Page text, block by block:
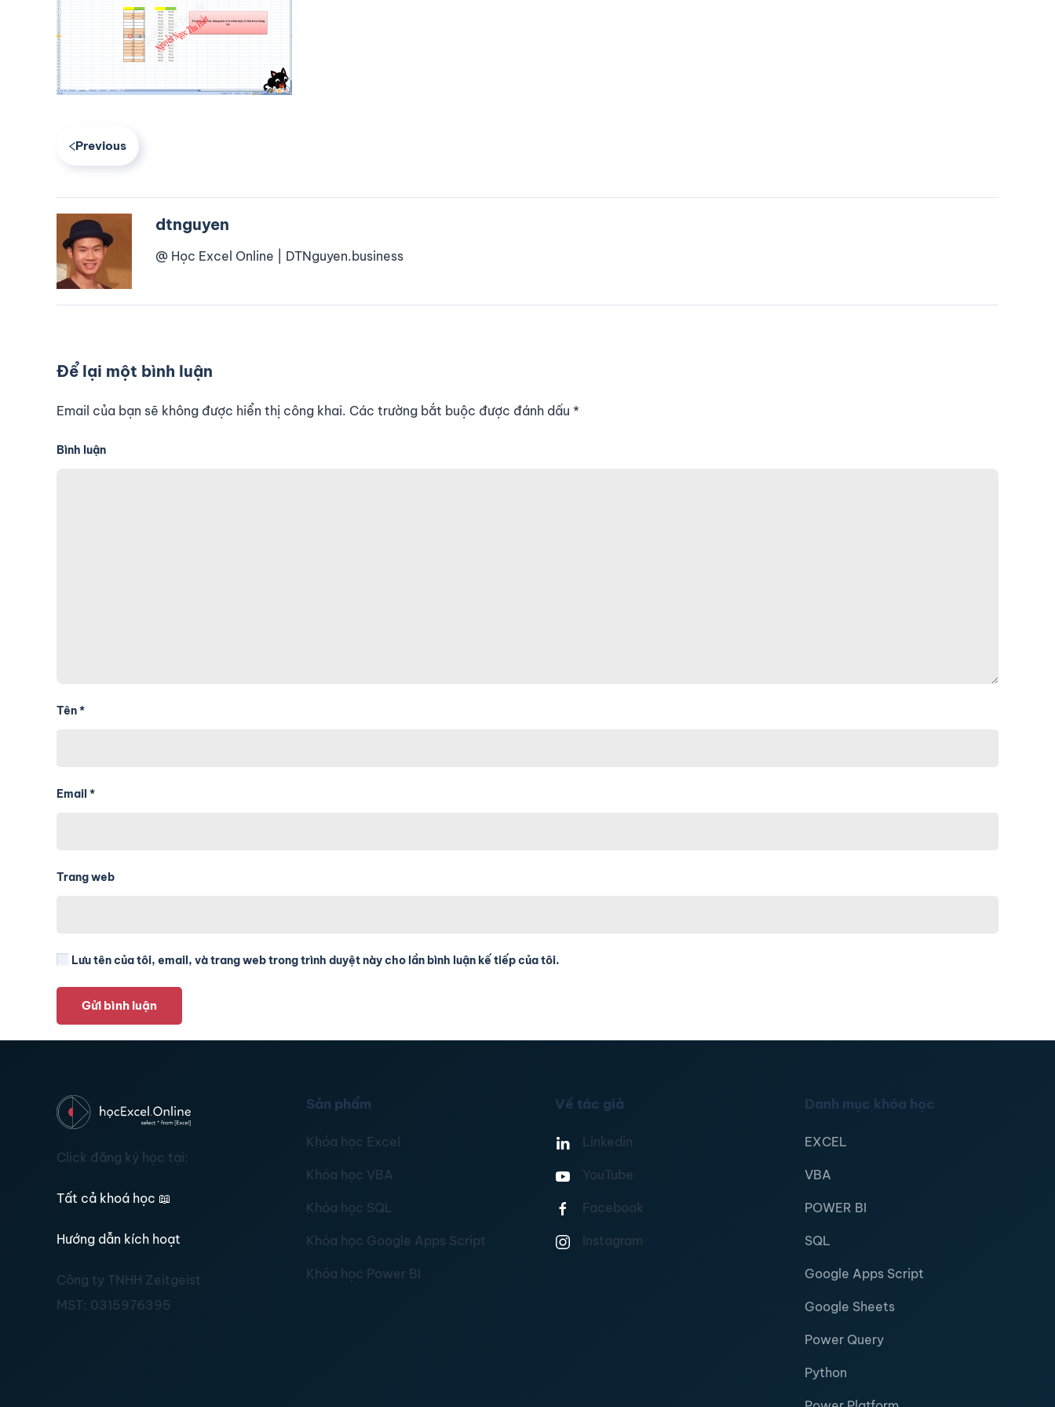
Previous
dtnguyen
@ Học Excel Online | DTNguyen.business
Để lại một bình luận
Email của bạn sẽ không được hiển thị công khai. Các trường bắt buộc được đánh dấu *
Bình luận
Tên*
Email *
Trang web
Lưu tên của tôi, email, và trang web trong trình duyệt này cho lần bình luận kế tiếp của tôi.
Gửi bình luận
Click đăng ký học tại:
Tất cả khoá học 📖
Hướng dẫn kích hoạt
Công ty TNHH Zeitgeist
MST: 0315976395
Sản phẩm
Khóa học Excel
Khóa học VBA
Khóa học SQL
Khóa học Google Apps Script
Khóa học Power BI
Về tác giả
Linkedin
YouTube
Facebook
Instagram
Danh mục khóa học
EXCEL
VBA
POWER BI
SQL
Google Apps Script
Google Sheets
Power Query
Python